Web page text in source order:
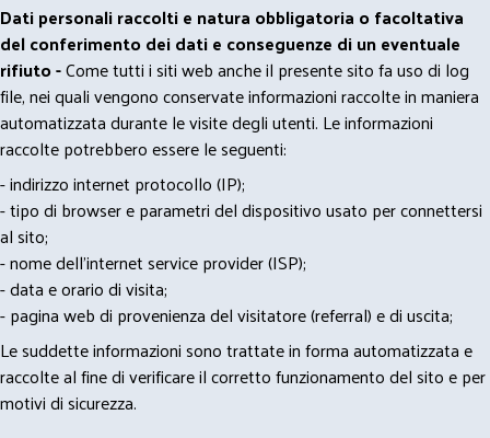
Dati personali raccolti e natura obbligatoria o facoltativa
del conferimento dei dati e conseguenze di un eventuale
rifiuto -Come tutti i siti web anche il presente sito fa uso di log
file, nei quali vengono conservate informazioni raccolte in maniera
automatizzata durante le visite degli utenti. Le informazioni
raccolte potrebbero essere le seguenti:
- indirizzo internet protocollo (IP);
- tipo di browser e parametri del dispositivo usato per connettersi
al sito;
- nome dell'internet service provider (ISP);
- data e orario di visita;
- pagina web di provenienza del visitatore (referral) e di uscita;
Le suddette informazioni sono trattate in forma automatizzata e
raccolte al fine di verificare il corretto funzionamento del sito e per
motivi di sicurezza.